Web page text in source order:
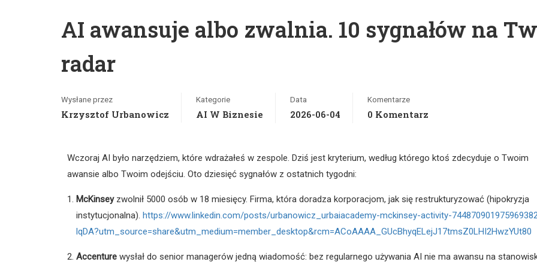
AI awansuje albo zwalnia. 10 sygnałów na
radar
Wysłane przez
Krzysztof Urbanowicz
Kategorie
AI W Biznesie
Data
2026-06-04
Komentarze
0 Komentarz
Wczoraj AI było narzędziem, które wdrażałeś w zespole. Dziś jest kryterium, według którego ktoś zdecyduje o Twoim
awansie albo Twoim odejściu. Oto dziesięć sygnałów z ostatnich tygodni:
McKinsey zwolnił 5000 osób w 18 miesięcy. Firma, która doradza korporacjom, jak się restrukturyzować (hipokryzja
instytucjonalna). https://www.linkedin.com/posts/urbanowicz_urbaiacademy-mckinsey-activity-
lqDA?utm_source=share&utm_medium=member_desktop&rcm=ACoAAAA_GUcBhyqELejJ17tmsZ0LHI2HwzYUt80
Accenture wysłał do senior managerów jedną wiadomość: bez regularnego używania AI nie ma awansu na